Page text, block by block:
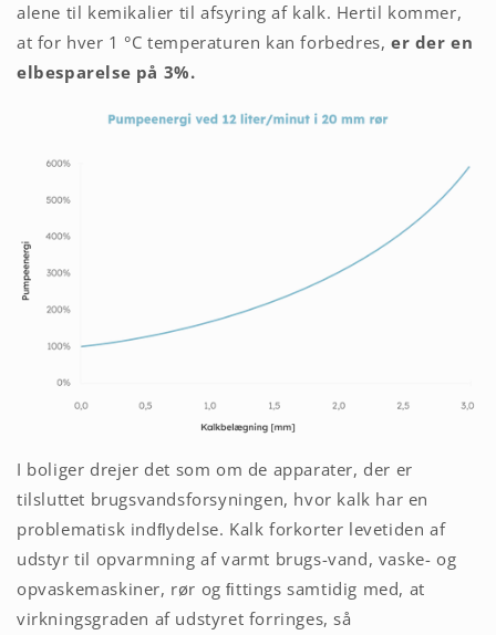
alene til kemikalier til afsyring af kalk. Hertil kommer,
at for hver 1 °C temperaturen kan forbedres,er der en
elbesparelse på 3%.
I boliger drejer det som om de apparater, der er
tilsluttet brugsvandsforsyningen, hvor kalk har en
problematisk indﬂydelse. Kalk forkorter levetiden af
udstyr til opvarmning af varmt brugs-vand, vaske- og
opvaskemaskiner, rør og ﬁttings samtidig med, at
virkningsgraden af udstyret forringes, så